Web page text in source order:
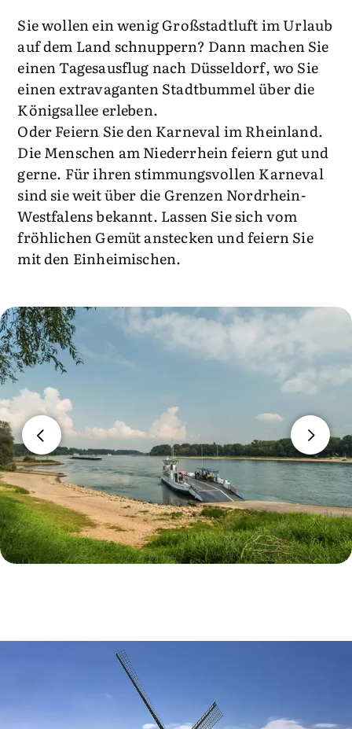
Sie wollen ein wenig Großstadtluft im Urlaub
auf dem Land schnuppern? Dann machen Sie
einen Tagesausflug nach Düsseldorf, wo Sie
einen extravaganten Stadtbummel über die
Königsallee erleben.
Oder Feiern Sie den Karneval im Rheinland.
Die Menschen am Niederrhein feiern gut und
gerne. Für ihren stimmungsvollen Karneval
sind sie weit über die Grenzen Nordrhein-
Westfalens bekannt. Lassen Sie sich vom
fröhlichen Gemüt anstecken und feiern Sie
mit den Einheimischen.